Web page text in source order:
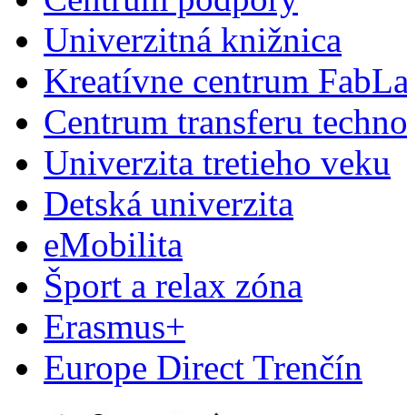
Univerzitná knižnica
Kreatívne centrum
Centrum transferu
Univerzita tretieho veku
Detská univerzita
eMobilita
Šport a relax zóna
Erasmus+
Europe Direct Trenčín